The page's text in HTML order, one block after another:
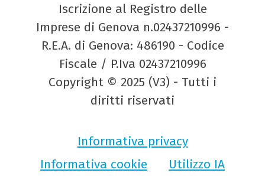
Iscrizione al Registro delle
Imprese di Genova n.02437210996 -
R.E.A. di Genova: 486190 - Codice
Fiscale / P.Iva 02437210996
Copyright © 2025 (V3) - Tutti i
diritti riservati
Informativa privacy
Informativa cookie
Utilizzo IA